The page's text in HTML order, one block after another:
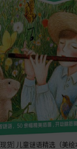
[现货] 儿童谜语精选（美绘